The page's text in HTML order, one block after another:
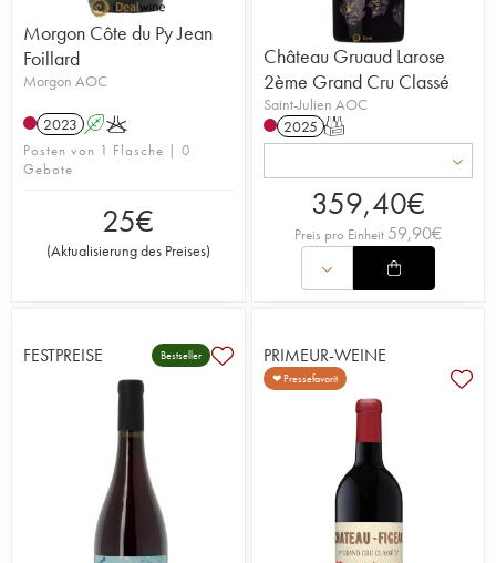
Morgon Côte du Py Jean
Foillard
Morgon AOC
2023 AK
Posten von 1 Flasche | 0
Gebote
25€
(Aktualisierung des Preises)
Château Gruaud Larose
2ème Grand Cru Classé
Saint-Julien AOC
2025 T
359,40€
Preis pro Einheit 59,90€
FESTPREISE Bestseller PRIMEUR-WEINE
❤ Pressefavorit